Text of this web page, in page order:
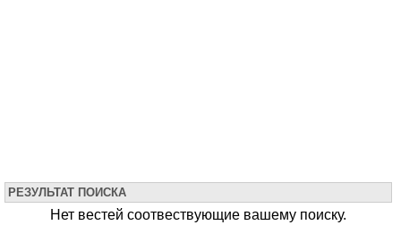
РЕЗУЛЬТАТ ПОИСКА
Нет вестей соотвествующие вашему поиску.